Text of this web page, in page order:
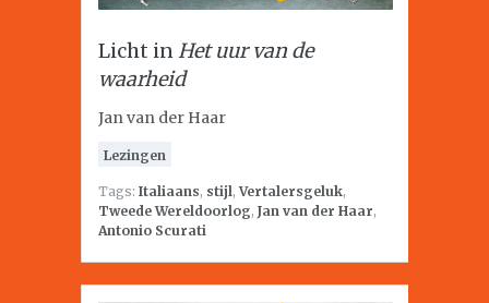
Licht inHet uur van de
waarheid
Jan van der Haar
Lezingen
Tags: Italiaans, stijl,Vertalersgeluk,
Tweede Wereldoorlog, Jan van der Haar,
Antonio Scurati